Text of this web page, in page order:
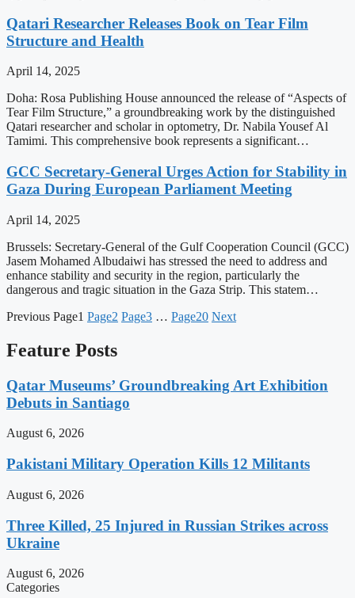
Qatari Researcher Releases Book on Tear Film
Structure and Health
April 14, 2025
Doha: Rosa Publishing House announced the release of “Aspects of
Tear Film Structure,” a groundbreaking work by the distinguished
Qatari researcher and scholar in optometry, Dr. Nabila Yousef Al
Tamimi. This comprehensive book represents a significant…
GCC Secretary-General Urges Action for Stability in
Gaza During European Parliament Meeting
April 14, 2025
Brussels: Secretary-General of the Gulf Cooperation Council (GCC)
Jasem Mohamed Albudaiwi has stressed the need to address and
enhance stability and security in the region, particularly the
dangerous and tragic situation in the Gaza Strip. This statem…
Previous Page1 Page2 Page3 … Page20 Next
Feature Posts
Qatar Museums’ Groundbreaking Art Exhibition
Debuts in Santiago
August 6, 2026
Pakistani Military Operation Kills 12 Militants
August 6, 2026
Three Killed, 25 Injured in Russian Strikes across
Ukraine
August 6, 2026
Categories